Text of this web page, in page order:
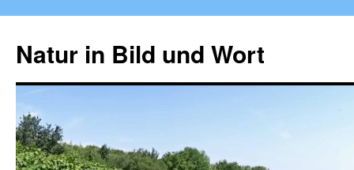
springen
Natur in Bild und Wort